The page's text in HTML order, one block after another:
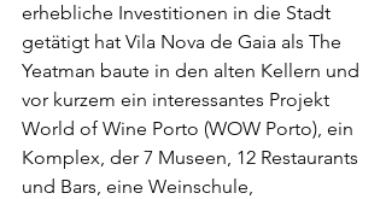
erhebliche Investitionen in die Stadt
getätigt hat Vila Nova de Gaia als The
Yeatman baute in den alten Kellern und
vor kurzem ein interessantes Projekt
World of Wine Porto (WOW Porto), ein
Komplex, der 7 Museen, 12 Restaurants
und Bars, eine Weinschule,